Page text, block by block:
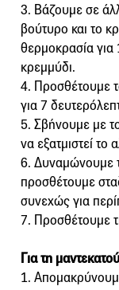
3. Βάζουμε σε
βούτυρο και το
θερμοκρασία για
κρεμμύδι.
4. Προσθέτουμε
για 7
5. Σβήνουμε με
να εξατμιστεί το
6. Δυναμώνουμε
προσθέτουμε
συνεχώς για
7. Προσθέτουμε
Για τη
1.